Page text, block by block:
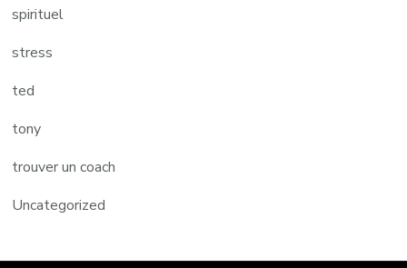
spirituel
stress
ted
tony
trouver un coach
Uncategorized